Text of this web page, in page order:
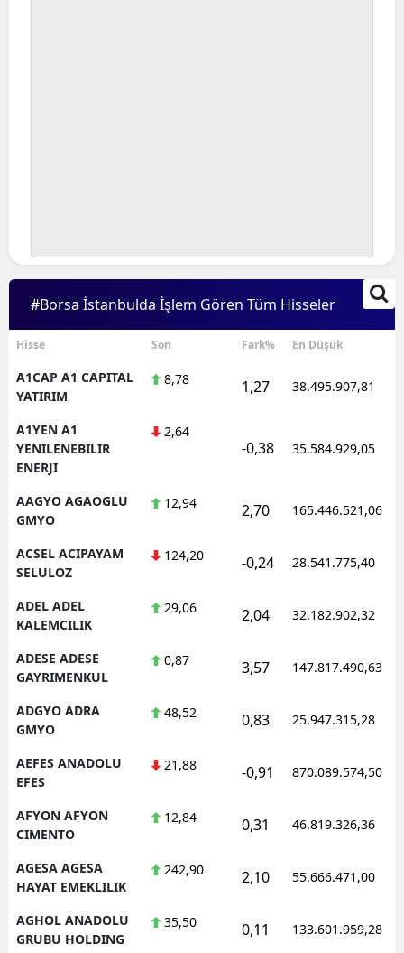
#Borsa İstanbulda İşlem Gören Tüm Hisseler
Hisse Son Fark% En Düşük
A1CAP A1 CAPITAL
YATIRIM
8,78 1,27 38.495.907,81
A1YEN A1
YENILENEBILIR
ENERJI
2,64
-0,38 35.584.929,05
AAGYO AGAOGLU
GMYO
12,94 2,70 165.446.521,06
ACSEL ACIPAYAM
SELULOZ
124,20 -0,24 28.541.775,40
ADEL ADEL
KALEMCILIK
29,06 2,04 32.182.902,32
ADESE ADESE
GAYRIMENKUL
0,87 3,57 147.817.490,63
ADGYO ADRA
GMYO
48,52 0,83 25.947.315,28
AEFES ANADOLU
EFES
21,88 -0,91 870.089.574,50
AFYON AFYON
CIMENTO
12,84 0,31 46.819.326,36
AGESA AGESA
HAYAT EMEKLILIK
242,90 2,10 55.666.471,00
AGHOL ANADOLU
GRUBU HOLDING
35,50 0,11 133.601.959,28